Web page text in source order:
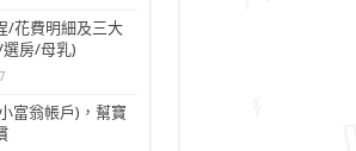
/花費明細及三大
房/母乳)
富翁帳戶)，幫寶